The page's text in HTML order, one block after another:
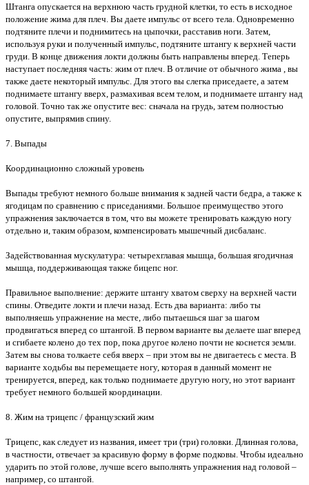
Штанга опускается на верхнюю часть грудной клетки, то есть в исходное
положение жима для плеч. Вы даете импульс от всего тела. Одновременно
подтяните плечи и поднимитесь на цыпочки, расставив ноги. Затем,
используя руки и полученный импульс, подтяните штангу к верхней части
груди. В конце движения локти должны быть направлены вперед. Теперь
наступает последняя часть: жим от плеч. В отличие от обычного жима , вы
также даете некоторый импульс. Для этого вы слегка приседаете, а затем
поднимаете штангу вверх, размахивая всем телом, и поднимаете штангу над
головой. Точно так же опустите вес: сначала на грудь, затем полностью
опустите, выпрямив спину.
7. Выпады
Координационно сложный уровень
Выпады требуют немного больше внимания к задней части бедра, а также к
ягодицам по сравнению с приседаниями. Большое преимущество этого
упражнения заключается в том, что вы можете тренировать каждую ногу
отдельно и, таким образом, компенсировать мышечный дисбаланс.
Задействованная мускулатура: четырехглавая мышца, большая ягодичная
мышца, поддерживающая также бицепс ног.
Правильное выполнение: держите штангу хватом сверху на верхней части
спины. Отведите локти и плечи назад. Есть два варианта: либо ты
выполняешь упражнение на месте, либо пытаешься шаг за шагом
продвигаться вперед со штангой. В первом варианте вы делаете шаг вперед
и сгибаете колено до тех пор, пока другое колено почти не коснется земли.
Затем вы снова толкаете себя вверх – при этом вы не двигаетесь с места. В
варианте ходьбы вы перемещаете ногу, которая в данный момент не
тренируется, вперед, как только поднимаете другую ногу, но этот вариант
требует немного большей координации.
8. Жим на трицепс / французский жим
Трицепс, как следует из названия, имеет три (три) головки. Длинная голова,
в частности, отвечает за красивую форму в форме подковы. Чтобы идеально
ударить по этой голове, лучше всего выполнять упражнения над головой –
например, со штангой.